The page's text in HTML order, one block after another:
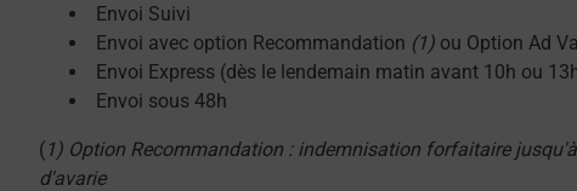
Envoi Suivi
Envoi avec option Recommandation (1) ou Option Ad
Envoi Express (dès le lendemain matin avant 10h ou
Envoi sous 48h
( 1) Option Recommandation : indemnisation forfaitaire
d'avarie